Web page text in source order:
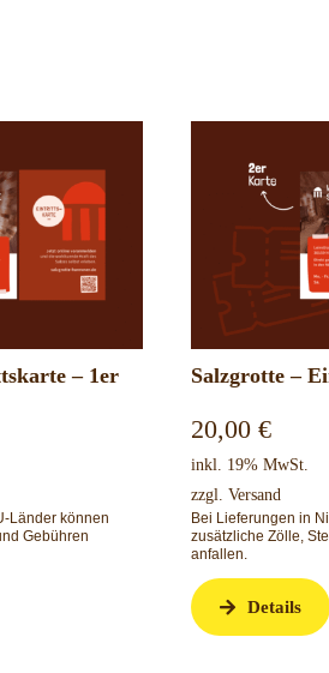
– 1er
Länder können
Gebühren
Salzgrotte –
20,00 €
inkl. 19% MwSt.
zzgl. Versand
Bei Lieferungen in
zusätzliche Zölle,
anfallen.
Details